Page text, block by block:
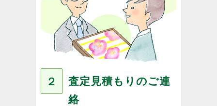
２
査定見積もりのご連
絡